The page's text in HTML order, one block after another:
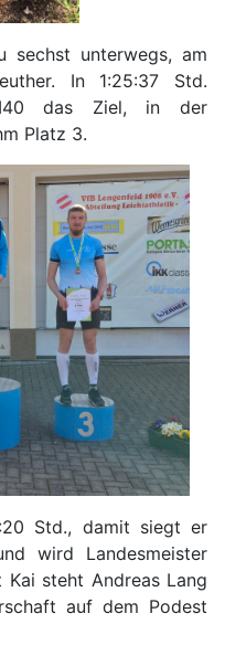
sechst unterwegs, am
In 1:25:37 Std.
das Ziel, in der
Platz 3.
Std., damit siegt er
wird Landesmeister
Kai steht Andreas Lang
auf dem Podest